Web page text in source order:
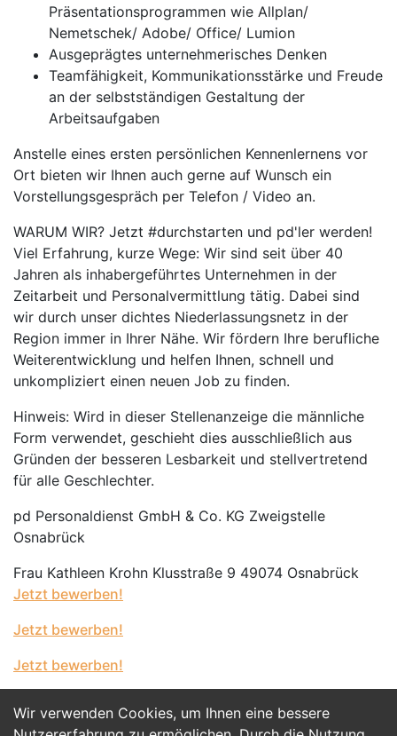
Wir verwenden Cookies, um Ihnen eine bessere
Präsentationsprogrammen wie Allplan/
Nemetschek/ Adobe/ Office/ Lumion
Ausgeprägtes unternehmerisches Denken
Teamfähigkeit, Kommunikationsstärke und Freude
an der selbstständigen Gestaltung der
Arbeitsaufgaben
Anstelle eines ersten persönlichen Kennenlernens vor
Ort bieten wir Ihnen auch gerne auf Wunsch ein
Vorstellungsgespräch per Telefon / Video an.
WARUM WIR? Jetzt #durchstarten und pd'ler werden!
Viel Erfahrung, kurze Wege: Wir sind seit über 40
Jahren als inhabergeführtes Unternehmen in der
Zeitarbeit und Personalvermittlung tätig. Dabei sind
wir durch unser dichtes Niederlassungsnetz in der
Region immer in Ihrer Nähe. Wir fördern Ihre berufliche
Weiterentwicklung und helfen Ihnen, schnell und
unkompliziert einen neuen Job zu finden.
Hinweis: Wird in dieser Stellenanzeige die männliche
Form verwendet, geschieht dies ausschließlich aus
Gründen der besseren Lesbarkeit und stellvertretend
für alle Geschlechter.
pd Personaldienst GmbH & Co. KG Zweigstelle
Osnabrück
Frau Kathleen Krohn Klusstraße 9 49074 Osnabrück
Jetzt bewerben!
Jetzt bewerben!
Jetzt bewerben!
Jetzt Bewerben